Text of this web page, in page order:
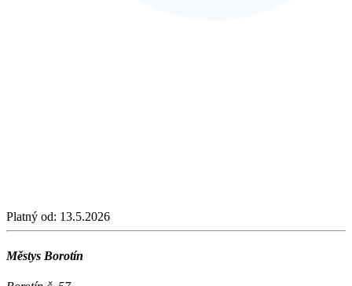
Platný od: 13.5.2026
Městys Borotín